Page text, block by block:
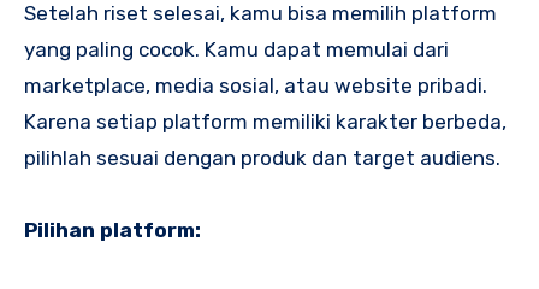
Setelah riset selesai, kamu bisa memilih platform
yang paling cocok. Kamu dapat memulai dari
marketplace, media sosial, atau website pribadi.
Karena setiap platform memiliki karakter berbeda,
pilihlah sesuai dengan produk dan target audiens.
Pilihan platform: